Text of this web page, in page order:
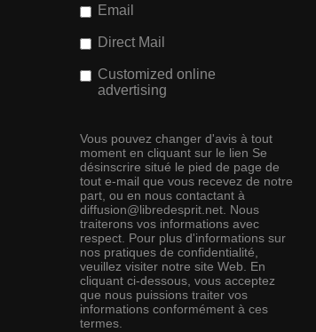
Email
Direct Mail
Customized online
advertising
Vous pouvez changer d'avis à tout
moment en cliquant sur le lien Se
désinscrire situé le pied de page de
tout e-mail que vous recevez de notre
part, ou en nous contactant à
diffusion@libredesprit.net. Nous
traiterons vos informations avec
respect. Pour plus d'informations sur
nos pratiques de confidentialité,
veuillez visiter notre site Web. En
cliquant ci-dessous, vous acceptez
que nous puissions traiter vos
informations conformément à ces
termes.